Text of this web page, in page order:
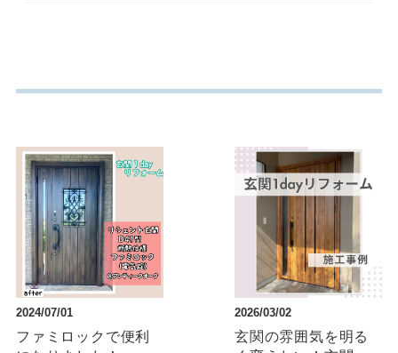
2024/07/01
ファミロックで便利
2026/03/02
玄関の雰囲気を明る